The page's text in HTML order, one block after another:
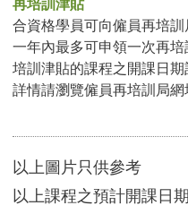
再培訓津貼
合資格學員可向僱員再培訓
一年內最多可申領一次再
培訓津貼的課程之開課日
詳情請瀏覽僱員再培訓局網
以上圖片只供參考
以上課程之預計開課日